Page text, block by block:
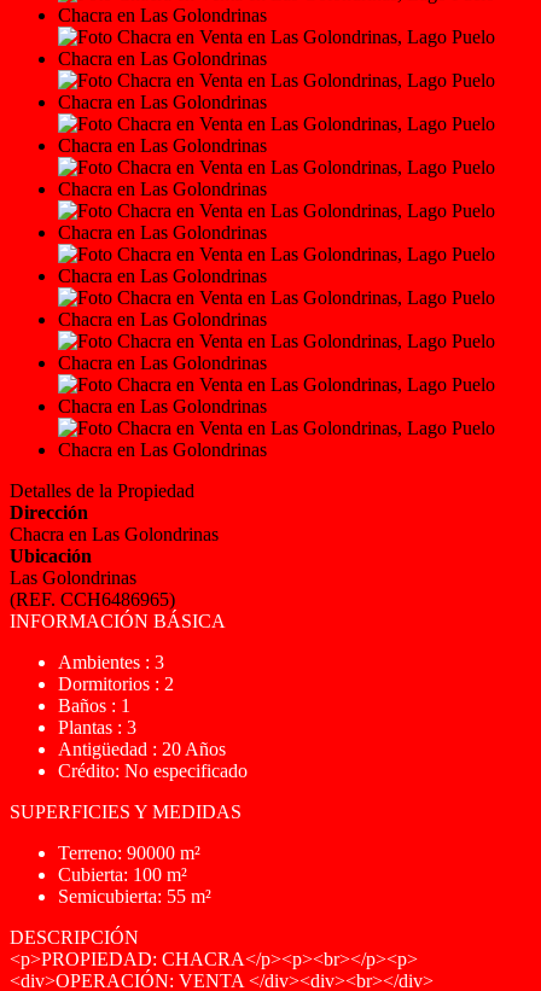
Detalles de la Propiedad
Dirección
Chacra en Las Golondrinas
Ubicación
Las Golondrinas
(REF. CCH6486965)
INFORMACIÓN BÁSICA
Ambientes : 3
Dormitorios : 2
Baños : 1
Plantas : 3
Antigüedad : 20 Años
Crédito: No especificado
SUPERFICIES Y MEDIDAS
Terreno: 90000 m²
Cubierta: 100 m²
Semicubierta: 55 m²
DESCRIPCIÓN
<p>PROPIEDAD: CHACRA</p><p><br></p><p>
<div>OPERACIÓN: VENTA </div><div><br></div>